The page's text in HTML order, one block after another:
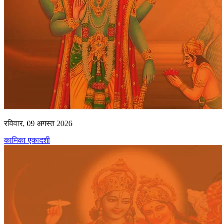
रविवार, 09 अगस्त 2026
कामिका एकादशी